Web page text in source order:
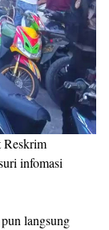
Reskrim
infomasi
langsung